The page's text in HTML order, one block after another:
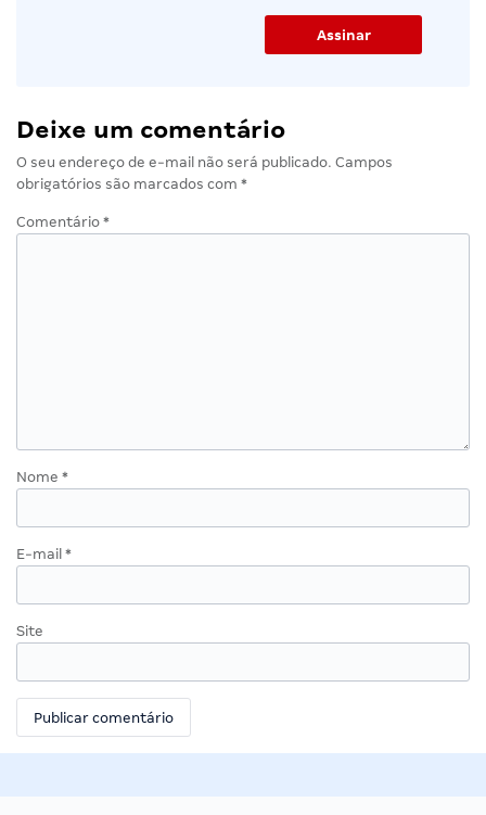
Deixe um comentário
O seu endereço de e-mail não será publicado. Campos
obrigatórios são marcados com *
Comentário *
Nome *
E-mail *
Site